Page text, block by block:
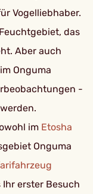
Vogelliebhaber.
das
Aber auch
Onguma
-
im Etosha
Onguma
erster Besuch